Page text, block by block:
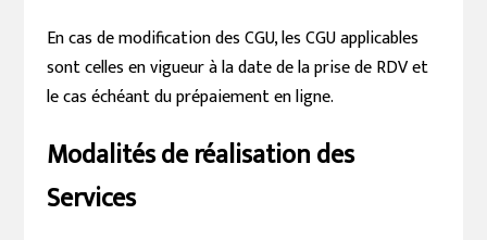
En cas de modification des CGU, les CGU applicables
sont celles en vigueur à la date de la prise de RDV et
le cas échéant du prépaiement en ligne.
Modalités de réalisation des
Services